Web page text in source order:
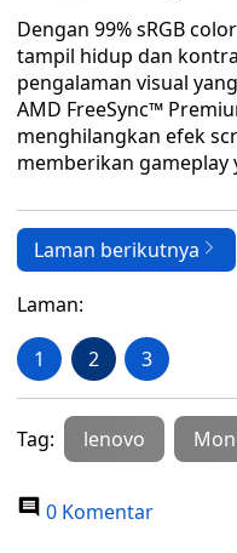
Dengan 99% sRGB
tampil hidup dan
pengalaman visual
AMD FreeSync™
menghilangkan efek
memberikan gameplay
Laman berikutnya
Laman:
1 2 3
Tag: lenovo
0 Komentar